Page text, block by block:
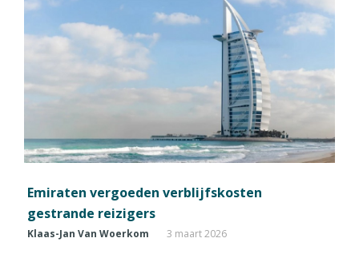
Emiraten vergoeden verblijfskosten
gestrande reizigers
Klaas-Jan Van Woerkom 3 maart 2026